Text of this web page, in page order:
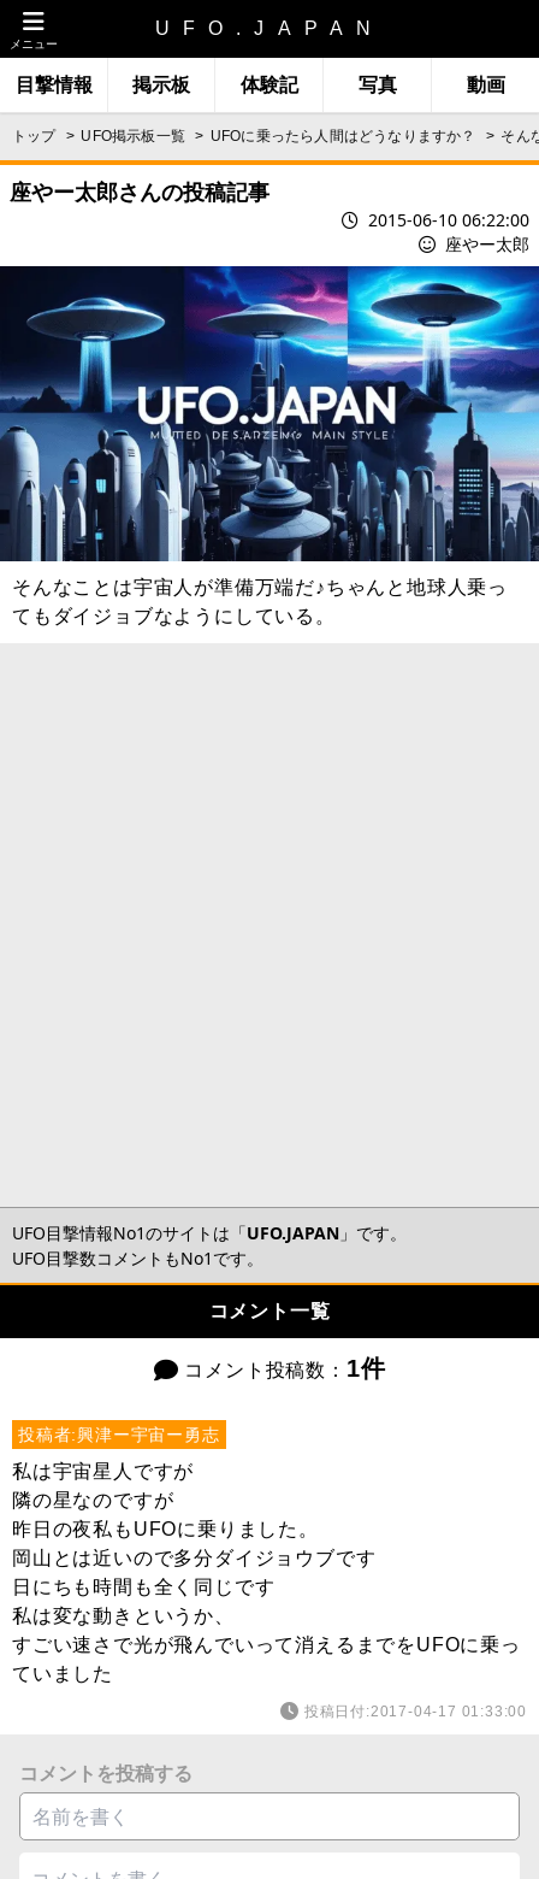
メニュー
UFO.JAPAN
目撃情報 掲示板 体験記 写真 動画
トップ UFO掲示板一覧 UFOに乗ったら人間はどうなりますか？ そん
座やー太郎さんの投稿記事
2015-06-10 06:22:00
座やー太郎
そんなことは宇宙人が準備万端だ♪ちゃんと地球人乗っ
てもダイジョブなようにしている。
UFO目撃情報No1のサイトは「UFO.JAPAN 」です。
UFO目撃数コメントもNo1です。
コメント一覧
コメント投稿数： 1件
投稿者:興津ー宇宙ー勇志
私は宇宙星人ですが
隣の星なのですが
昨日の夜私もUFOに乗りました。
岡山とは近いので多分ダイジョウブです
日にちも時間も全く同じです
私は変な動きというか、
すごい速さで光が飛んでいって消えるまでをUFOに乗っ
ていました
投稿日付:2017-04-17 01:33:00
コメントを投稿する